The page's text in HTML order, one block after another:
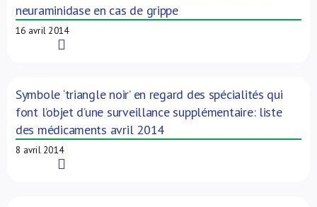
neuraminidase en cas de grippe
16 avril 2014
Symbole ‘triangle noir’ en regard des spécialités qui
font l’objet d’une surveillance supplémentaire: liste
des médicaments avril 2014
8 avril 2014